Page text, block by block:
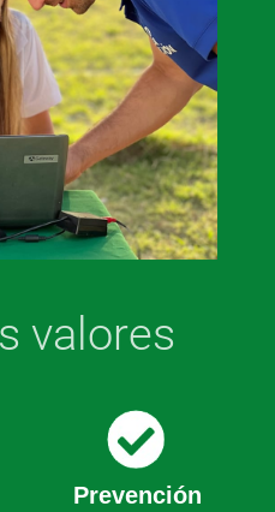
valores
Prevención